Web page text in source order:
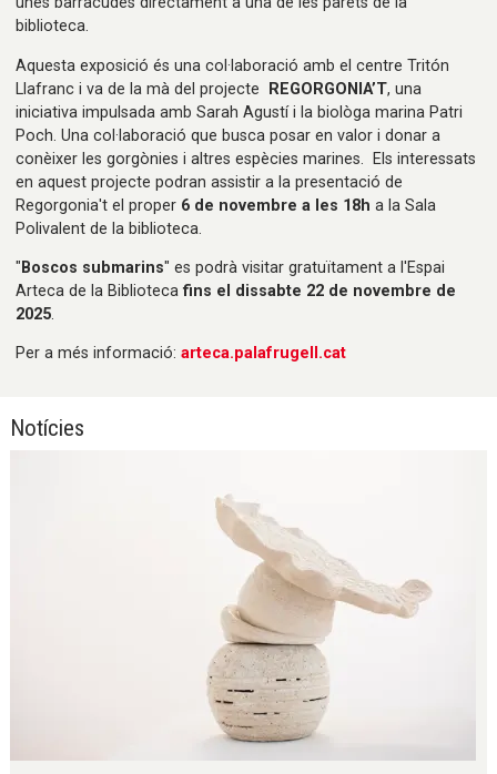
biblioteca.
Aquesta exposició és una col·laboració amb el centre Tritón
Llafranc i va de la mà del projecte
REGORGONIA’T, una
iniciativa impulsada amb Sarah Agustí i la biològa marina Patri
Poch. Una col·laboració que busca posar en valor i donar a
conèixer les gorgònies i altres espècies marines. Els interessats
en aquest projecte podran assistir a la presentació de
Regorgonia't el proper 6 de novembre a les 18h a la Sala
Polivalent de la biblioteca.
" Boscos submarins" es podrà visitar gratuïtament a l'Espai
Arteca de la Bibliotecafins el dissabte 22 de novembre de
2025.
Per a més informació:arteca.palafrugell.cat
Notícies